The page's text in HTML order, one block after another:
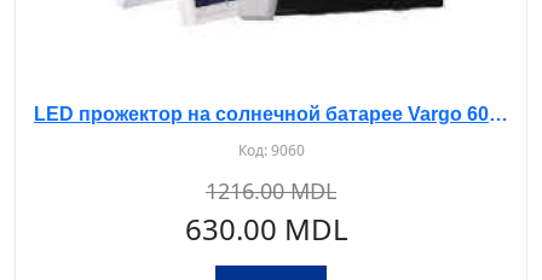
LED прожектор на солнечной батарее Vargo 60 W 6500K
Код:9060
1216.00 MDL
630.00 MDL